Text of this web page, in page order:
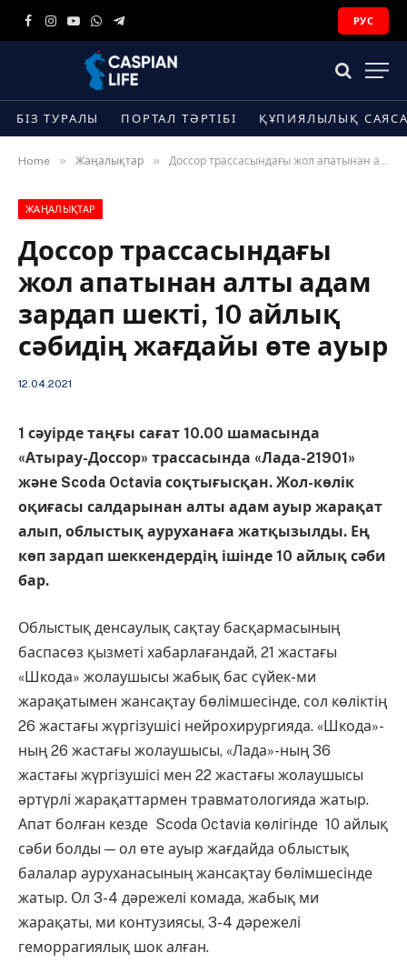
Facebook
Instagram
YouTube
WhatsApp
Telegram
РУС
БІЗ ТУРАЛЫ ПОРТАЛ ТӘРТІБІ ҚҰПИЯЛЫЛЫҚ
Home » Жаңалықтар » ​Доссор трассасындағы жол апатынан алты адам зардап шекті, 10 айлық сәбидің жағдайы өте ауыр
ЖАҢАЛЫҚТАР
​Доссор трассасындағы
жол апатынан алты адам
зардап шекті, 10 айлық
сәбидің жағдайы өте ауыр
12.04.2021
1 сәуірде таңғы сағат 10.00 шамасында
«Атырау-Доссор» трассасында «Лада-21901»
және Scoda Octavia соқтығысқан. Жол-көлік
оқиғасы салдарынан алты адам ауыр жарақат
алып, облыстық ауруханаға жатқызылды. Ең
көп зардап шеккендердің ішінде 10 айлық сәби
бар.
Облыстық денсаулық сақтау басқармасының
баспасөз қызметі хабарлағандай, 21 жастағы
«Шкода» жолаушысы жабық бас сүйек-ми
жарақатымен жансақтау бөлімшесінде, сол көліктің
26 жастағы жүргізушісі нейрохирургияда. «Шкода»-
ның 26 жастағы жолаушысы, «Лада»-ның 36
жастағы жүргізушісі мен 22 жастағы жолаушысы
әртүрлі жарақаттармен травматологияда жатыр.
Апат болған кезде Scoda Octavia көлігінде 10 айлық
сәби болды — ол өте ауыр жағдайда облыстық
балалар ауруханасының жансақтау бөлімшесінде
жатыр. Ол 3-4 дәрежелі комада, жабық ми
жарақаты, ми контузиясы, 3-4 дәрежелі
геморрагиялық шок алған.